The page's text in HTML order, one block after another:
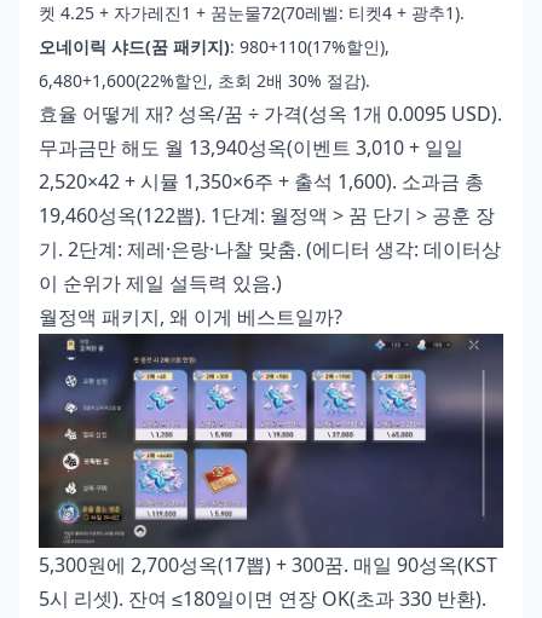
켓 4.25 + 자가레진1 + 꿈눈물72(70레벨: 티켓4 + 광추1).
오네이릭 샤드(꿈 패키지): 980+110(17%할인),
6,480+1,600(22%할인, 초회 2배 30% 절감).
효율 어떻게 재? 성옥/꿈 ÷ 가격(성옥 1개 0.0095 USD).
무과금만 해도 월 13,940성옥(이벤트 3,010 + 일일
2,520×42 + 시뮬 1,350×6주 + 출석 1,600). 소과금 총
19,460성옥(122뽑). 1단계: 월정액 > 꿈 단기 > 공훈 장
기. 2단계: 제레·은랑·나찰 맞춤. (에디터 생각: 데이터상
이 순위가 제일 설득력 있음.)
월정액 패키지, 왜 이게 베스트일까?
5,300원에 2,700성옥(17뽑) + 300꿈. 매일 90성옥(KST
5시 리셋). 잔여 ≤180일이면 연장 OK(초과 330 반환).